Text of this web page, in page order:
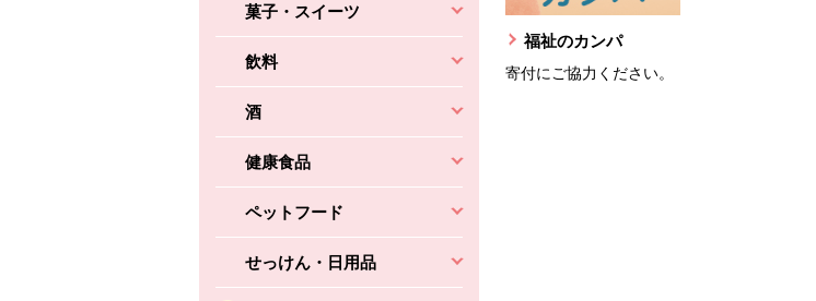
菓子・スイーツ
飲料
酒
健康食品
ペットフード
せっけん・日用品
福祉のカンパ
寄付にご協力ください。